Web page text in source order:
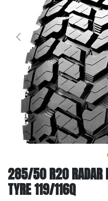
285/50 R20 RADAR
TYRE 119/116Q